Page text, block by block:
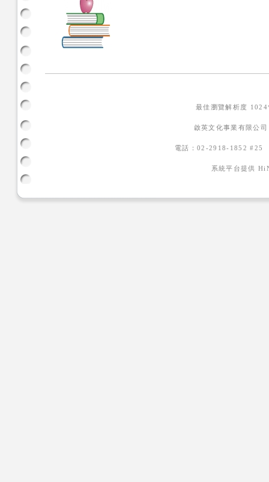
最佳瀏覽解析度
啟英文化事業有限公
電話：02-2918-1852
系統平台提供